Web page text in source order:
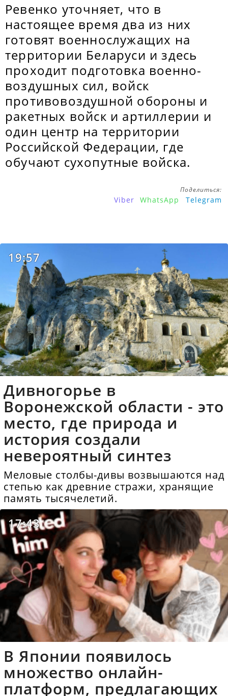
Ревенко уточняет, что в
настоящее время два из них
готовят военнослужащих на
территории Беларуси и здесь
проходит подготовка военно-
воздушных сил, войск
противовоздушной обороны и
ракетных войск и артиллерии и
один центр на территории
Российской Федерации, где
обучают сухопутные войска.
Поделиться:
Viber WhatsApp Telegram
19:57
Дивногорье в
Воронежской области - это
место, где природа и
история создали
невероятный синтез
Меловые столбы-дивы возвышаются над
степью как древние стражи, хранящие
память тысячелетий.
17:43
В Японии появилось
множество онлайн-
платформ, предлагающих